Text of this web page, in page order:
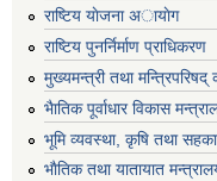
राष्टिय याेजना अायाेग
राष्टिय पुनर्निर्माण प्राधिकरण
मुख्यमन्त्री तथा मन्त्रिपरिषद्
भैातिक पूर्वाधार विकास
भूमि व्यवस्था, कृषि तथा
भाैतिक तथा यातायात